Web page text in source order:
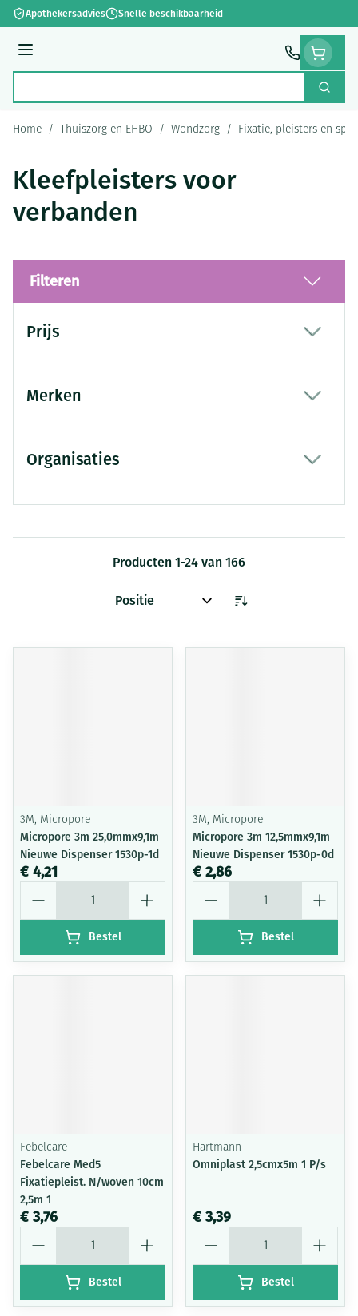
Ga naar de inhoud
Apothekersadvies Snelle beschikbaarheid
Menu
Zoek
Home / Thuiszorg en EHBO / Wondzorg / Fixatie, pleisters en
Kleefpleisters voor
verbanden
Filteren
Prijs
Merken
Organisaties
Producten 1-24 van 166
Sorteer op:
3M, Micropore
Micropore 3m 25,0mmx9,1m
Nieuwe Dispenser 1530p-1d
€ 4,21
Bestel
3M, Micropore
Micropore 3m 12,5mmx9,1m
Nieuwe Dispenser 1530p-0d
€ 2,86
Bestel
Febelcare
Febelcare Med5
Fixatiepleist. N/woven 10cm
2,5m 1
€ 3,76
Bestel
Hartmann
Omniplast 2,5cmx5m 1 P/s
€ 3,39
Bestel